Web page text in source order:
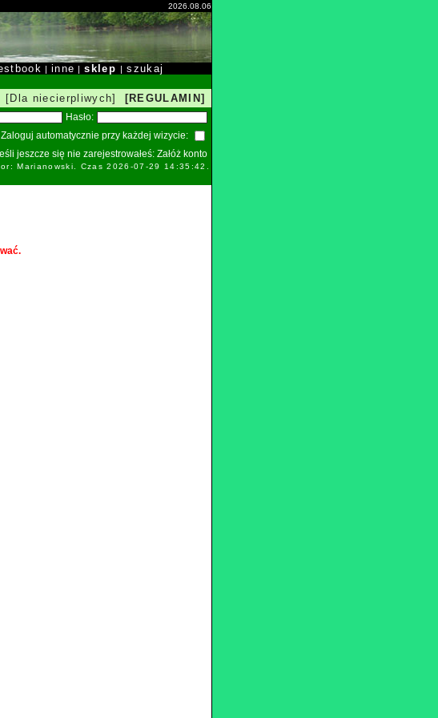
2026.08.06
| inne |sklep |szukaj
[Dla niecierpliwych] [REGULAMIN]
Hasło:
Zaloguj automatycznie przy każdej wizycie:
jeszcze się nie zarejestrowałeś: Załóż konto
Marianowski. Czas 2026-07-29 14:35:42.